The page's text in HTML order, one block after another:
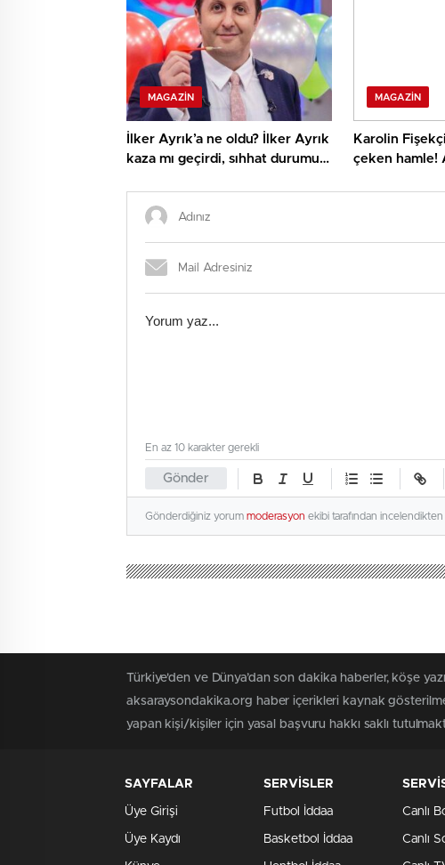
MAGAZIN
İlker Ayrık’a ne oldu? İlker Ayrık
kaza mı geçirdi, sıhhat durumu
MAGAZIN
Karolin
çeken hamle!
Gönder
En az 10 karakter gerekli
Gönderdiğiniz yorum moderasyon ekibi tarafından incelendikten
Türkiye'den ve Dünya’dan son dakika haberler, köşe
aksaraysondakika.org haber içerikleri kaynak
yapan kişi/kişiler için yasal başvuru hakkı saklı
SAYFALAR
Üye Girişi
Üye Kaydı
SERVİSLER
Futbol İddaa
Basketbol İddaa
Canlı
Canlı